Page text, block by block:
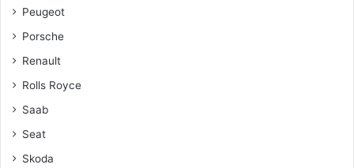
Peugeot
Porsche
Renault
Rolls Royce
Saab
Seat
Skoda